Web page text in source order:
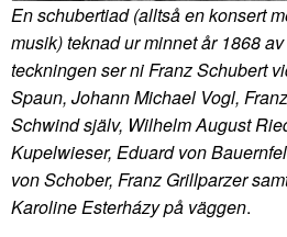
En schubertiad (alltså en konsert
musik) teknad ur minnet år 1868
teckningen ser ni Franz Schubert
Spaun, Johann Michael Vogl,
Schwind själv, Wilhelm August
Kupelwieser, Eduard von
von Schober, Franz Grillparzer
Karoline Esterházy på väggen.